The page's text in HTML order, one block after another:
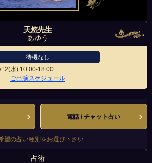
天悠先生
あゆう
待機なし
12(水) 10:00-18:00
ご出演スケジュール
電話 / チャット占い
望の占い種別をお選び下さい
占術